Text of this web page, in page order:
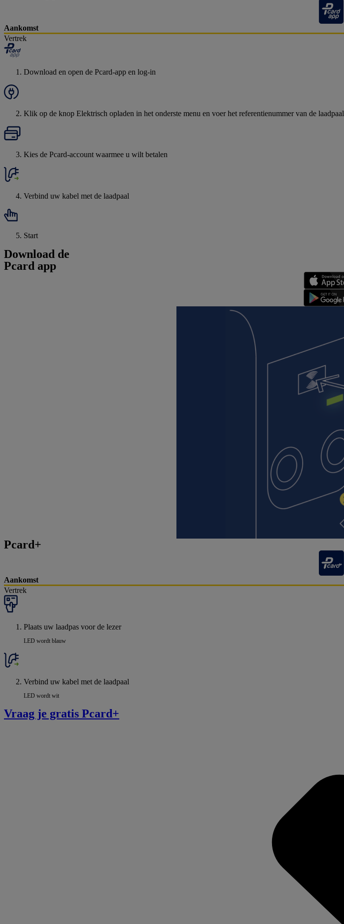
Aankomst
Vertrek
Download en open de Pcard-app en log-in
Klik op de knop Elektrisch opladen in het onderste menu en voer het referentienummer van de laadpaal
Kies de Pcard-account waarmee u wilt betalen
Verbind uw kabel met de laadpaal
Start
Download de
Pcard app
Pcard+
Aankomst
Vertrek
Plaats uw laadpas voor de lezer
LED wordt blauw
Verbind uw kabel met de laadpaal
LED wordt wit
Vraag je gratis Pcard+